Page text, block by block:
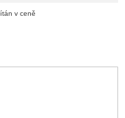
v ceně